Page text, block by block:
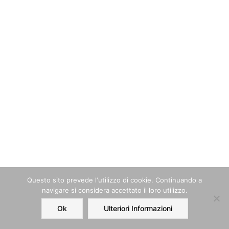
Home Order Account
Questo sito prevede l‘utilizzo di cookie. Continuando a
navigare si considera accettato il loro utilizzo.
Ok Ulteriori Informazioni